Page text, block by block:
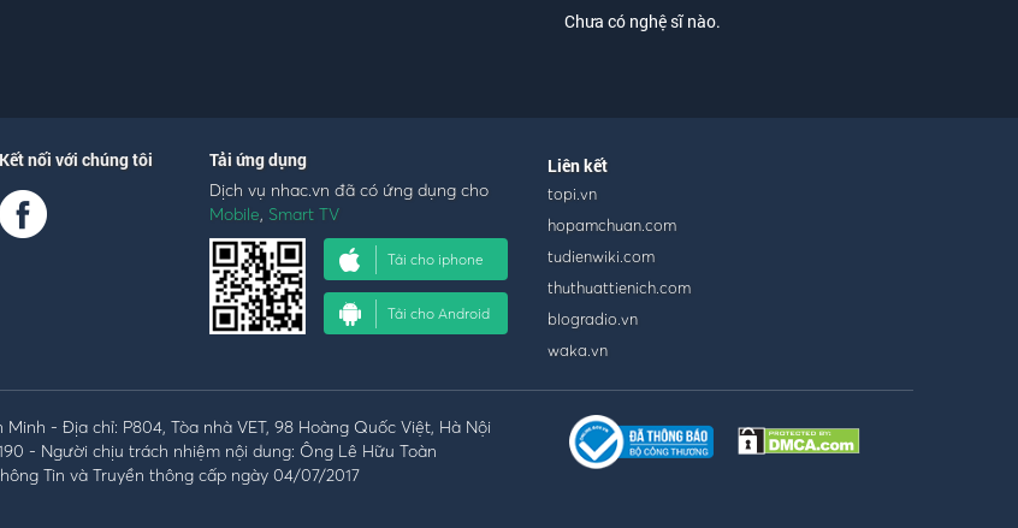
Chưa có nghệ sĩ nào.
Kết nối với chúng tôi Tải ứng dụng
Dịch vụ nhac.vn đã có ứng dụng cho
Mobile, Smart TV
Tải cho iphone
Tải cho Android
Liên kết
topi.vn
hopamchuan.com
tudienwiki.com
thuthuattienich.com
blogradio.vn
waka.vn
- Địa chỉ: P804, Tòa nhà VET, 98 Hoàng Quốc Việt, Hà Nội
- Người chịu trách nhiệm nội dung: Ông Lê Hữu Toàn
Tin và Truyền thông cấp ngày 04/07/2017